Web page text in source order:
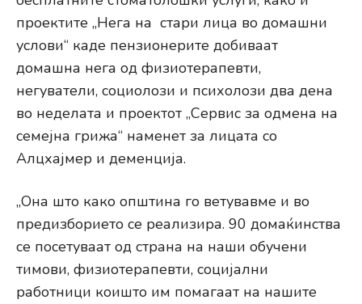
проектите „Нега на стари лица во домашни
услови“ каде пензионерите добиваат
домашна нега од физиотерапевти,
негуватели, социолози и психолози два дена
во неделата и проектот „Сервис за одмена на
семејна грижа“ наменет за лицата со
Алцхајмер и деменција.
„Она што како општина го ветувавме и во
предизборието се реализира. 90 домаќинства
се посетуваат од страна на наши обучени
тимови, физиотерапевти, социјални
работници коишто им помагаат на нашите